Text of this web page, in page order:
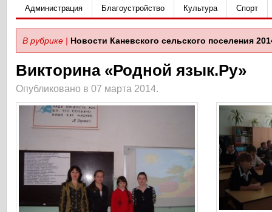
Администрация Благоустройство Культура Спорт
В рубрике | Новости Каневского сельского поселения
Викторина «Родной язык.Ру»
Опубликовано в 07 марта 2014.